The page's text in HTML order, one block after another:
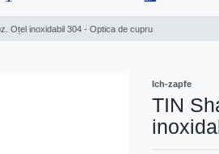
Oțel inoxidabil 304 - Optica de cupru
Ich-zapfe
TIN